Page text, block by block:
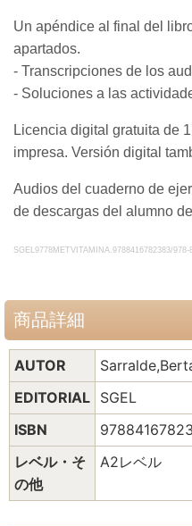
Un apéndice al final del
apartados.
- Transcripciones de los
- Soluciones a las
Licencia digital gratuita de
impresa. Versión digital
Audios del cuaderno de
de descargas del alumno
SGEL9778METVITAMINA.9788416782383/978-
商品詳細
AUTOR
EDITORIAL SGEL
ISBN
レベル・そ
の他
A2レベル